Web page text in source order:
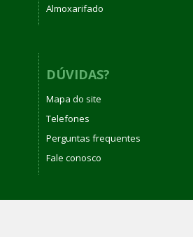
Almoxarifado
DÚVIDAS?
Mapa do site
Telefones
Perguntas frequentes
Fale conosco